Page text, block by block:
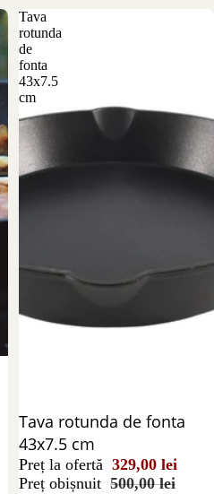
Tava
rotunda
de
fonta
43x7.5
cm
Stoc epuizat
Tava rotunda de fonta
43x7.5 cm
Preț la ofertă 329,00 lei
Preț obișnuit 500,00 lei